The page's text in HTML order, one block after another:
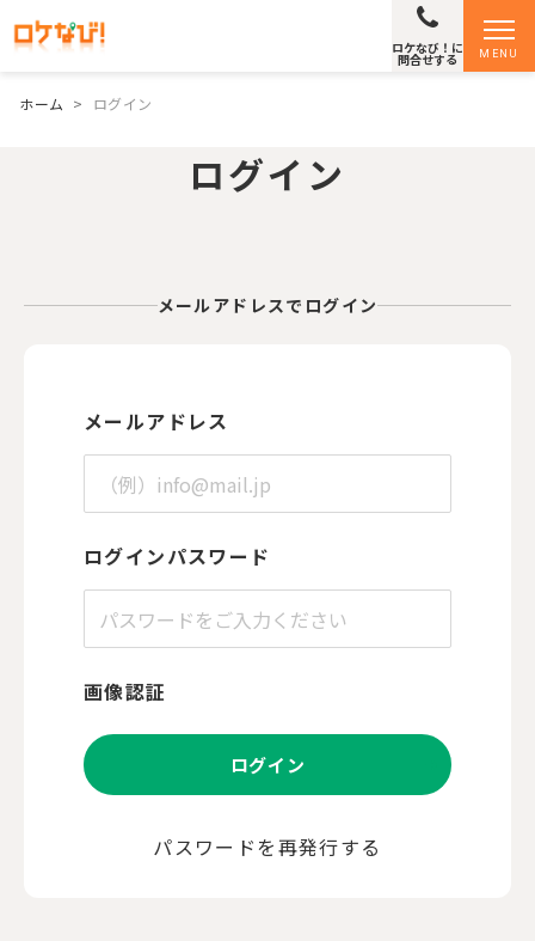
MENU
ロケなび！に
問合せする
ホーム > ログイン
ログイン
メールアドレスでログイン
メールアドレス
ログインパスワード
画像認証
ログイン
パスワードを再発行する